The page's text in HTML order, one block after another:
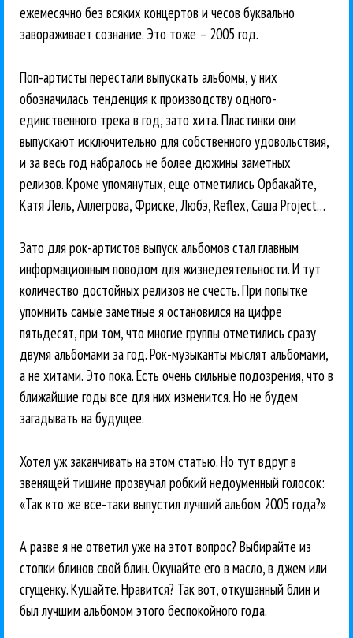
ежемесячно без всяких концертов и чесов буквально
завораживает сознание. Это тоже – 2005 год.
Поп-артисты перестали выпускать альбомы, у них
обозначилась тенденция к производству одного-
единственного трека в год, зато хита. Пластинки они
выпускают исключительно для собственного удовольствия,
и за весь год набралось не более дюжины заметных
релизов. Кроме упомянутых, еще отметились Орбакайте,
Катя Лель, Аллегрова, Фриске, Любэ, Reflex, Саша Project…
Зато для рок-артистов выпуск альбомов стал главным
информационным поводом для жизнедеятельности. И тут
количество достойных релизов не счесть. При попытке
упомнить самые заметные я остановился на цифре
пятьдесят, при том, что многие группы отметились сразу
двумя альбомами за год. Рок-музыканты мыслят альбомами,
а не хитами. Это пока. Есть очень сильные подозрения, что в
ближайшие годы все для них изменится. Но не будем
загадывать на будущее.
Хотел уж заканчивать на этом статью. Но тут вдруг в
звенящей тишине прозвучал робкий недоуменный голосок:
«Так кто же все-таки выпустил лучший альбом 2005 года?»
А разве я не ответил уже на этот вопрос? Выбирайте из
стопки блинов свой блин. Окунайте его в масло, в джем или
сгущенку. Кушайте. Нравится? Так вот, откушанный блин и
был лучшим альбомом этого беспокойного года.